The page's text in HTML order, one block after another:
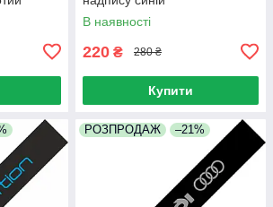
В наявності
220 ₴ 280 ₴
Купити
РОЗПРОДАЖ –21%